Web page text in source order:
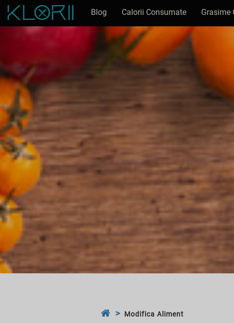
Blog Calorii Consumate Grasime
Modifica Aliment